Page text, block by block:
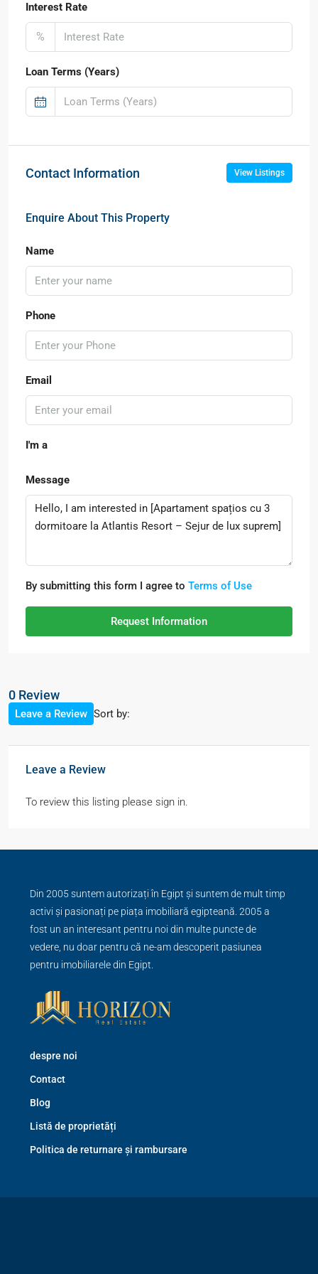
Interest Rate
%
Loan Terms (Years)
Contact Information View Listings
Enquire About This Property
Name
Phone
Email
I'm a
Message
By submitting this form I agree to Terms of Use
Request Information
0 Review
Sort by:
Leave a Review
Leave a Review
To review this listing please sign in.
Din 2005 suntem autorizați în Egipt și suntem de mult timp
activi și pasionați pe piața imobiliară egipteană. 2005 a
fost un an interesant pentru noi din multe puncte de
vedere, nu doar pentru că ne-am descoperit pasiunea
pentru imobiliarele din Egipt.
despre noi
Contact
Blog
Listă de proprietăți
Politica de returnare și rambursare